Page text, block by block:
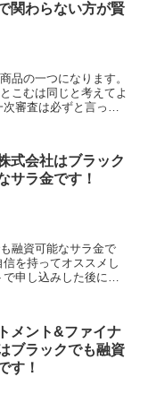
関わらない方が賢
品の一つになります。
こむは同じと考えてよ
審査は必ずと言って
式会社はブラック
サラ金です！
融資可能なサラ金で
を持ってオススメし
申し込みした後に電
メント&ファイナ
ブラックでも融資
す！